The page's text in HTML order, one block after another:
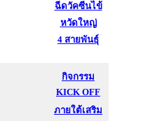
ฉีดวัคซีนไข้
หวัดใหญ่
4 สายพันธุ์
กิจกรรม
KICK OFF
ภายใต้เสริม